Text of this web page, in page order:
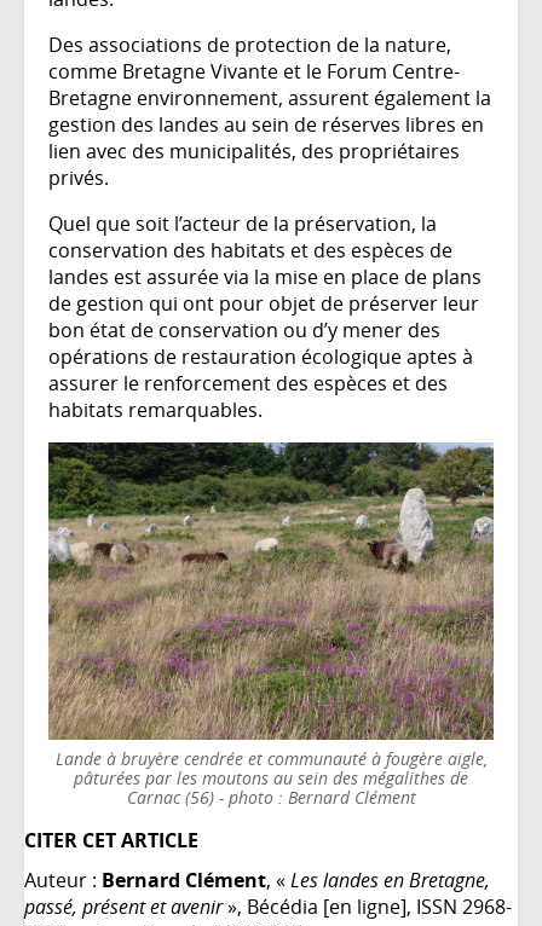
Des associations de protection de la nature,
comme Bretagne Vivante et le Forum Centre-
Bretagne environnement, assurent également la
gestion des landes au sein de réserves libres en
lien avec des municipalités, des propriétaires
privés.
Quel que soit l’acteur de la préservation, la
conservation des habitats et des espèces de
landes est assurée via la mise en place de plans
de gestion qui ont pour objet de préserver leur
bon état de conservation ou d’y mener des
opérations de restauration écologique aptes à
assurer le renforcement des espèces et des
habitats remarquables.
Lande à bruyère cendrée et communauté à fougère aigle,
pâturées par les moutons au sein des mégalithes de
Carnac (56) - photo : Bernard Clément
CITER CET ARTICLE
Auteur : Bernard Clément, «Les landes en Bretagne,
passé, présent et avenir», Bécédia [en ligne], ISSN 2968-